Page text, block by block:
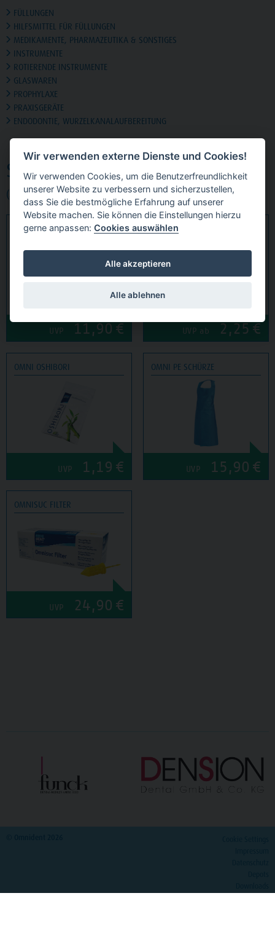
SONSTIGES
(5 Produktgruppen)
OMNI BIB HOLDER
UVP 11,90 €
OMNI
UVP ab 2,25 €
OMNI OSHIBORI
UVP 1,19 €
OMNI PE SCHÜRZE
UVP 15,90 €
OMNISUC FILTER
UVP 24,90 €
FÜLLUNGEN
HILFSMITTEL FÜR FÜLLUNGEN
MEDIKAMENTE, PHARMAZEUTIKA & SONSTIGES
INSTRUMENTE
ROTIERENDE INSTRUMENTE
GLASWAREN
PROPHYLAXE
PRAXISGERÄTE
ENDODONTIE, WURZELKANALAUFBEREITUNG
Wir verwenden externe Dienste und Cookies!
Wir verwenden Cookies, um die Benutzerfreundlichkeit
unserer Website zu verbessern und sicherzustellen,
dass Sie die bestmögliche Erfahrung auf unserer
Website machen. Sie können die Einstellungen hierzu
gerne anpassen:Cookies auswählen
Alle akzeptieren
Alle ablehnen